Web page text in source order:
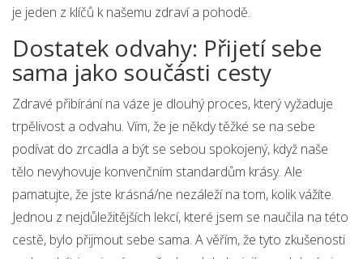
je jeden z klíčů k našemu zdraví a pohodě.
Dostatek odvahy: Přijetí sebe
sama jako součásti cesty
Zdravé přibírání na váze je dlouhý proces, který vyžaduje
trpělivost a odvahu. Vím, že je někdy těžké se na sebe
podívat do zrcadla a být se sebou spokojený, když naše
tělo nevyhovuje konvenčním standardům krásy. Ale
pamatujte, že jste krásná/ne nezáleží na tom, kolik vážíte.
Jednou z nejdůležitějších lekcí, které jsem se naučila na této
cestě, bylo přijmout sebe sama. A věřím, že tyto zkušenosti